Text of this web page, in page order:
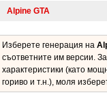
Изберете генерация на
съответните им версии.
характеристики (като
гориво и т.н.), моля